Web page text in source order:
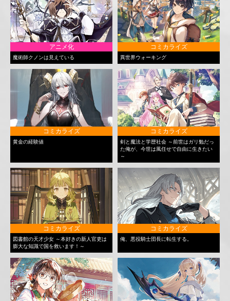
アニメ化
魔術師クノンは見えている
コミカライズ
異世界ウォーキング
コミカライズ
黄金の経験値
コミカライズ
剣と魔法と学歴社会 ～前世はガリ勉だっ
た俺が、今世は風任せで自由に生きたい
～
コミカライズ
図書館の天才少女 ～本好きの新人官吏は
膨大な知識で国を救います！～
コミカライズ
俺、悪役騎士団長に転生する。